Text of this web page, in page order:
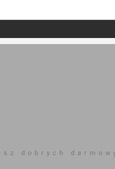
dobrych